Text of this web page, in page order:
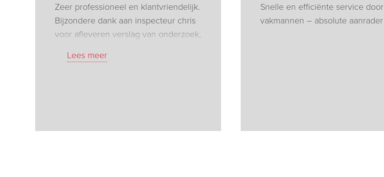
Zeer professioneel en klantvriendelijk.
Bijzondere dank aan inspecteur chris
voor afleveren verslag van onderzoek,
electriciteits aansluiting fluvius niet
Lees meer
Snelle en efficiënte service door
vakmannen – absolute aanrader